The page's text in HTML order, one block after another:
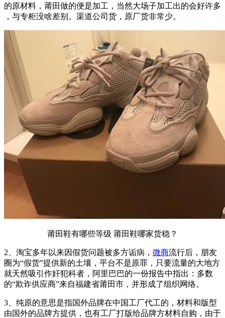
的原材料，莆田做的便是加工，当然大场子加工出的会好许多
，与专柜没啥差别。渠道公司货，原厂货非常少。
莆田鞋有哪些等级 莆田鞋哪家货稳？
2、淘宝多年以来因假货问题被多方诟病， 微商流行后，朋友
圈为“假货”提供新的土壤，平台不是原罪，只要流量的大地方
就天然吸引作奸犯科者，阿里巴巴的一份报告中指出：多数
的“欺诈供应商”来自福建省莆田市，并形成了组织网络。
3、纯原的意思是指国外品牌在中国工厂代工的，材料和版型
由国外的品牌方提供，也有工厂打版给品牌方材料自购，由于